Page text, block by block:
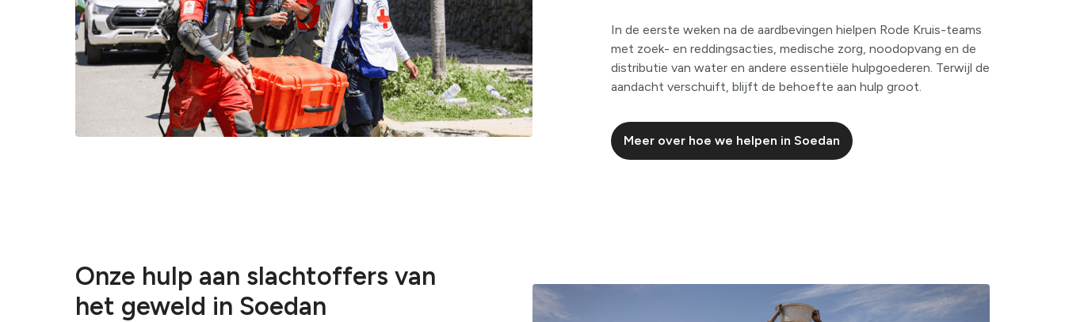
In de eerste weken na de aardbevingen hielpen Rode Kruis-teams
met zoek- en reddingsacties, medische zorg, noodopvang en de
distributie van water en andere essentiële hulpgoederen. Terwijl de
aandacht verschuift, blijft de behoefte aan hulp groot.
Meer over hoe we helpen in Soedan
Onze hulp aan slachtoffers van
het geweld in Soedan